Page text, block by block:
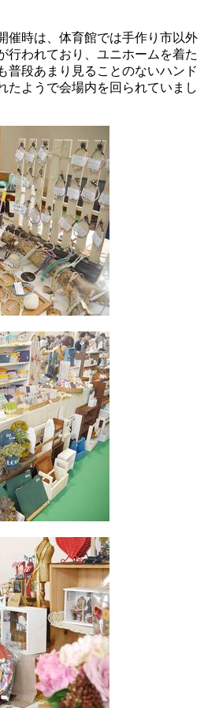
催時は、体育館では手作り市以外
行われており、ユニホームを着た
普段あまり見ることのないハンド
たようで会場内を回られていまし